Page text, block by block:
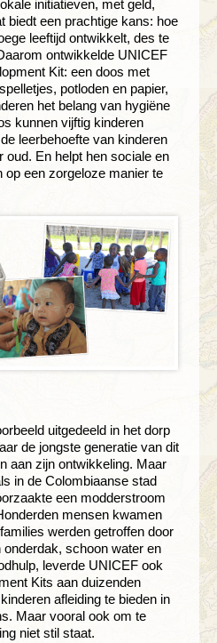
initiatieven, met geld,
biedt een prachtige kans: hoe
leeftijd ontwikkelt, des te
ontwikkelde UNICEF
Kit: een doos met
potloden en papier,
het belang van hygiëne
kunnen vijftig kinderen
leerbehoefte van kinderen
oud. En helpt hen sociale en
op een zorgeloze manier te
uitgedeeld in het dorp
de jongste generatie van dit
aan zijn ontwikkeling. Maar
in de Colombiaanse stad
een modderstroom
mensen kwamen
werden getroffen door
schoon water en
leverde UNICEF ook
Kits aan duizenden
afleiding te bieden in
Maar vooral ook om te
niet stil staat.